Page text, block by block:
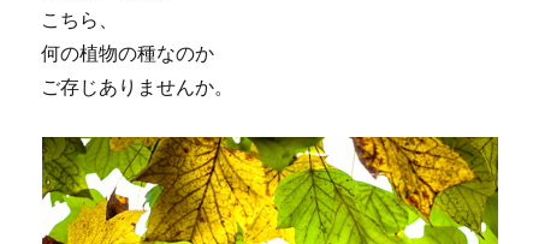
こちら、
何の植物の種なのか
ご存じありませんか。